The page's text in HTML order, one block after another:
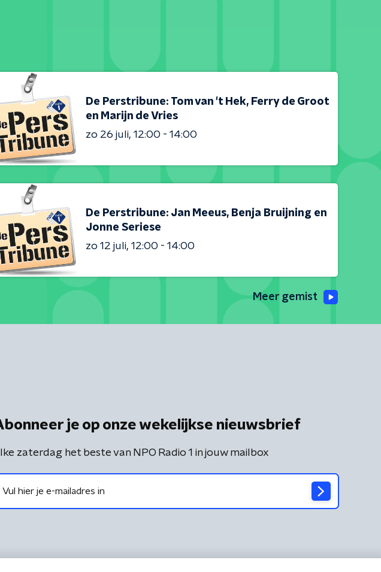
De Perstribune: Tom van 't Hek, Ferry de Groot
en Marijn de Vries
zo 26 juli 12:00 - 14:00
De Perstribune: Jan Meeus, Benja Bruijning en
Jonne Seriese
zo 12 juli 12:00 - 14:00
Meer gemist
je op onze wekelijkse nieuwsbrief
zaterdag het beste van NPO Radio 1 in jouw mailbox